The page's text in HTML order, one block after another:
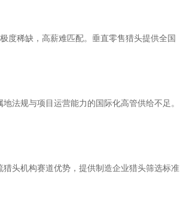
度稀缺，高薪难匹配。垂直零售猎头提供全国
法规与项目运营能力的国际化高管供给不足。
头机构赛道优势，提供制造企业猎头筛选标准